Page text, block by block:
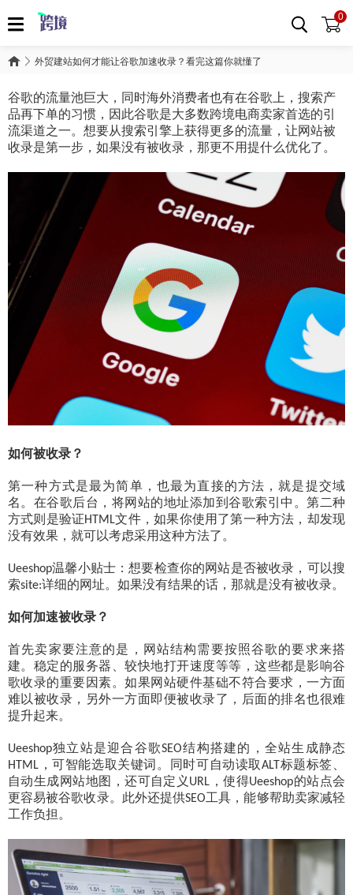
0
外贸建站如何才能让谷歌加速收录？看完这篇你就懂了
谷歌的流量池巨大，同时海外消费者也有在谷歌上，搜索产
品再下单的习惯，因此谷歌是大多数跨境电商卖家首选的引
流渠道之一。想要从搜索引擎上获得更多的流量，让网站被
收录是第一步，如果没有被收录，那更不用提什么优化了。
如何被收录？
第一种方式是最为简单，也最为直接的方法，就是提交域
名。在谷歌后台，将网站的地址添加到谷歌索引中。第二种
方式则是验证HTML文件，如果你使用了第一种方法，却发现
没有效果，就可以考虑采用这种方法了。
Ueeshop温馨小贴士：想要检查你的网站是否被收录，可以搜
索site:详细的网址。如果没有结果的话，那就是没有被收录。
如何加速被收录？
首先卖家要注意的是，网站结构需要按照谷歌的要求来搭
建。稳定的服务器、较快地打开速度等等，这些都是影响谷
歌收录的重要因素。如果网站硬件基础不符合要求，一方面
难以被收录，另外一方面即便被收录了，后面的排名也很难
提升起来。
Ueeshop独立站是迎合谷歌SEO结构搭建的，全站生成静态
HTML ，可智能选取关键词。同时可自动读取ALT 标题标签、
自动生成网站地图，还可自定义 URL ，使得Ueeshop的站点会
更容易被谷歌收录。此外还提供SEO工具，能够帮助卖家减轻
工作负担。